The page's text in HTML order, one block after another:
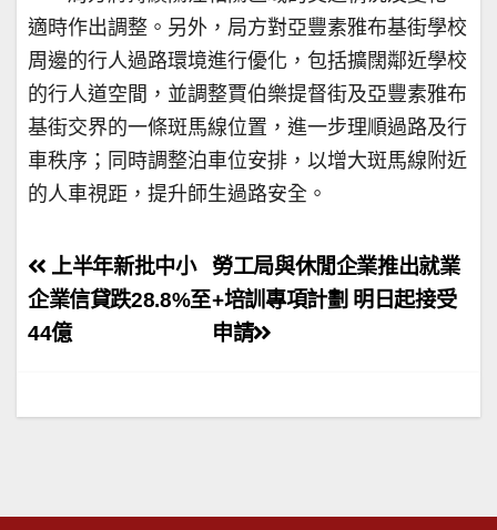
適時作出調整。另外，局方對亞豐素雅布基街學校
周邊的行人過路環境進行優化，包括擴闊鄰近學校
的行人道空間，並調整賈伯樂提督街及亞豐素雅布
基街交界的一條斑馬線位置，進一步理順過路及行
車秩序；同時調整泊車位安排，以增大斑馬線附近
的人車視距，提升師生過路安全。
文
章
導
勞工局與休閒企業推出就業
+培訓專項計劃 明日起接受
申請
上半年新批中小
企業信貸跌28.8%至
44億